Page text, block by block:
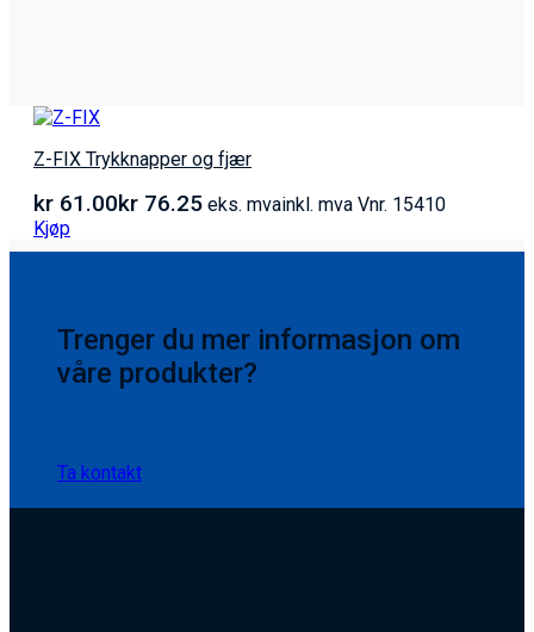
Z-FIX Trykknapper og fjær
kr 61.00kr 76.25 eks. mvainkl. mva Vnr. 15410
Kjøp
Trenger du mer informasjon om
våre produkter?
Ta kontakt